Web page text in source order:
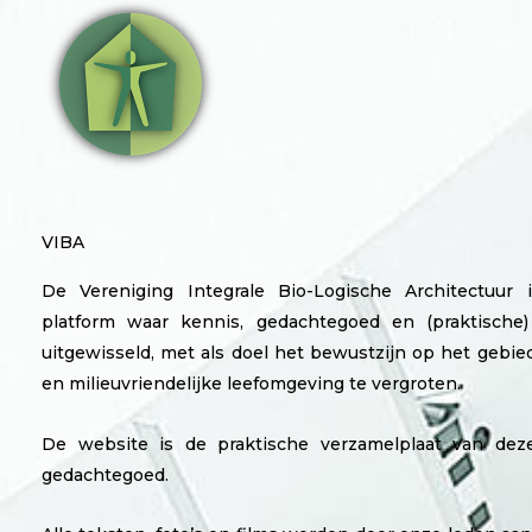
VIBA
De Vereniging Integrale Bio-Logische Architectuur
platform waar kennis, gedachtegoed en
uitgewisseld, met als doel het bewustzijn op het
en milieuvriendelijke leefomgeving te vergroten.
De website is de praktische verzamelplaat van
gedachtegoed.